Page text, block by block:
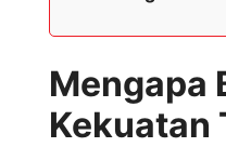
Mengapa
Kekuatan